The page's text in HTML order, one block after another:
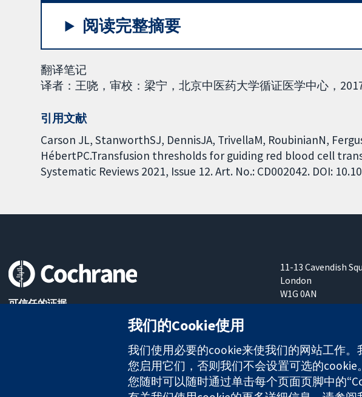
阅读完整摘要
翻译笔记
译者：王哓，审校：梁宁，北京中医药大学循证医学中心，
引用文献
Carson JL, StanworthSJ, DennisJA, TrivellaM, RoubinianN,
HébertPC.Transfusion thresholds for guiding red blood cell
Systematic Reviews 2021, Issue 12. Art. No.: CD002042. DOI:
可信任的证据
11-13 Cavendish
London
W1G 0AN
United Kingdom
The Cochrane Collaboration is a charity (no. 1045921) and a company limited by
我们的Cookie使用
我们使用必要的cookie来使我们的网站工作
您启用它们，否则我们不会设置可选的
您随时可以随时通过单击每个页面页脚中的